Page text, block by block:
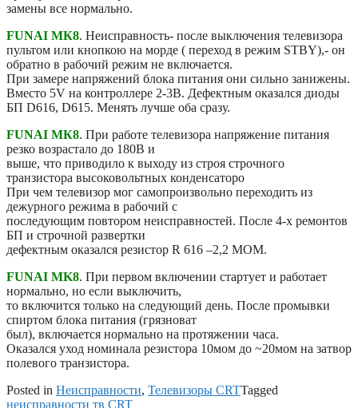
замены все нормально.
FUNAI МК8. Неисправность- после выключения телевизора
пультом или кнопкою на морде ( переход в режим STBY),- он
обратно в рабочий режим не включается.
При замере напряжений блока питания они сильно занижены.
Вместо 5V на контроллере 2-3В. Дефектным оказался диоды
БП D616, D615. Менять лучше оба сразу.
FUNAI МК8. При работе телевизора напряжение питания
резко возрастало до 180В и
выше, что приводило к выходу из строя строчного
транзистора высоковольтных конденсаторо
При чем телевизор мог самопроизвольно переходить из
дежурного режима в рабочий с
последующим повтором неисправностей. После 4-х ремонтов
БП и строчной развертки
дефектным оказался резистор R 616 –2,2 МОМ.
FUNAI MK8. При первом включении стартует и работает
нормально, но если выключить,
то включится только на следующий день. После промывки
спиртом блока питания (грязноват
был), включается нормально на протяжении часа.
Оказался уход номинала резистора 10мом до ~20мом на затвор
полевого транзистора.
Posted in Неисправности, Телевизоры CRTTagged
неисправности тв CRT